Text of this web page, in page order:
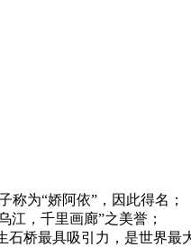
称为“娇阿依”，因此得名；
江，千里画廊”之美誉；
桥最具吸引力，是世界最